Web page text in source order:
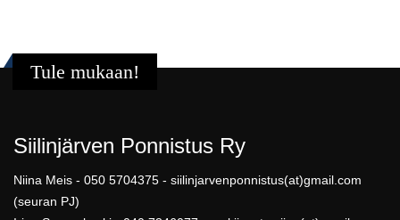
Tule mukaan!
Siilinjärven Ponnistus Ry
Niina Meis - 050 5704375 - siilinjarvenponnistus(at)gmail.com
(seuran PJ)